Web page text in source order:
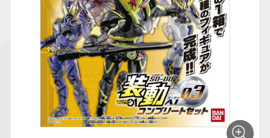
仮面ライダーシリー
ズ
ガンダムシリーズ アンパンマン
キャラパキ
にふぉるめーしょん
＆スクエアシール
ポケモンスケールワ
ールド